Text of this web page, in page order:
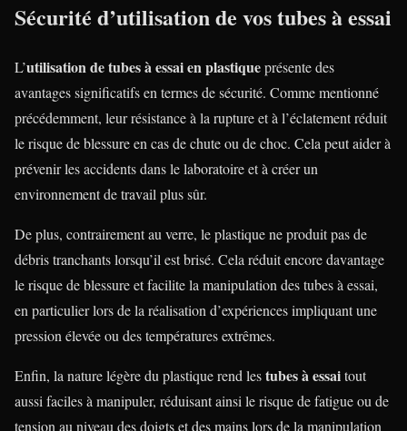
Sécurité d’utilisation de vos tubes à essai
L’utilisation de tubes à essai en plastiqueprésente des
avantages significatifs en termes de sécurité. Comme mentionné
précédemment, leur résistance à la rupture et à l’éclatement réduit
le risque de blessure en cas de chute ou de choc. Cela peut aider à
prévenir les accidents dans le laboratoire et à créer un
environnement de travail plus sûr.
De plus, contrairement au verre, le plastique ne produit pas de
débris tranchants lorsqu’il est brisé. Cela réduit encore davantage
le risque de blessure et facilite la manipulation des tubes à essai,
en particulier lors de la réalisation d’expériences impliquant une
pression élevée ou des températures extrêmes.
Enfin, la nature légère du plastique rend lestubes à essaitout
aussi faciles à manipuler, réduisant ainsi le risque de fatigue ou de
tension au niveau des doigts et des mains lors de la manipulation